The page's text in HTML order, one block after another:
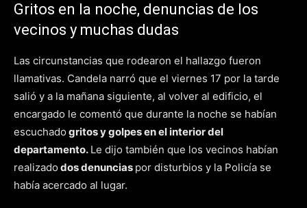
Gritos en la noche, denuncias de los
vecinos y muchas dudas
Las circunstancias que rodearon el hallazgo fueron
llamativas. Candela narró que el viernes 17 por la tarde
salió y a la mañana siguiente, al volver al edificio, el
encargado le comentó que durante la noche se habían
escuchado gritos y golpes en el interior del
departamento. Le dijo también que los vecinos habían
realizado dos denuncias por disturbios y la Policía se
había acercado al lugar.